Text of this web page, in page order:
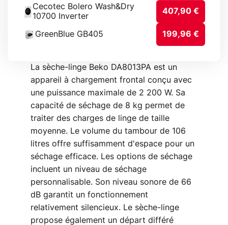
Cecotec Bolero Wash&Dry
10700 Inverter
407,90 €
GreenBlue GB405 199,96 €
La sèche-linge Beko DA8013PA est un
appareil à chargement frontal conçu avec
une puissance maximale de 2 200 W. Sa
capacité de séchage de 8 kg permet de
traiter des charges de linge de taille
moyenne. Le volume du tambour de 106
litres offre suffisamment d'espace pour un
séchage efficace. Les options de séchage
incluent un niveau de séchage
personnalisable. Son niveau sonore de 66
dB garantit un fonctionnement
relativement silencieux. Le sèche-linge
propose également un départ différé